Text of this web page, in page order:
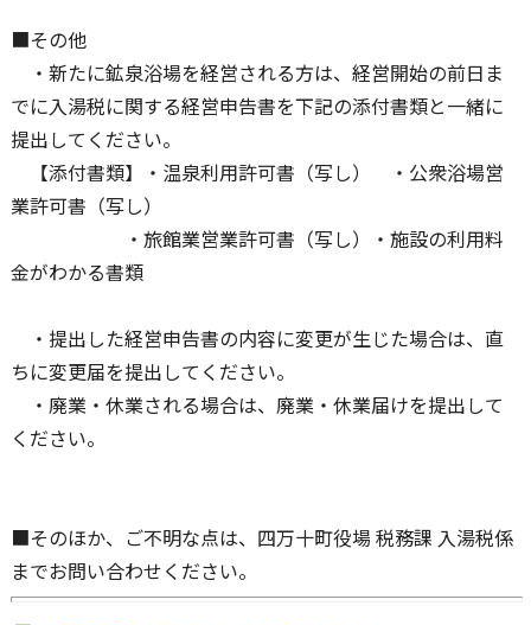
■その他
・新たに鉱泉浴場を経営される方は、経営開始の前日ま
でに入湯税に関する経営申告書を下記の添付書類と一緒に
提出してください。
【添付書類】・温泉利用許可書（写し） ・公衆浴場営
業許可書（写し）
・旅館業営業許可書（写し）・施設の利用料
金がわかる書類
・提出した経営申告書の内容に変更が生じた場合は、直
ちに変更届を提出してください。
・廃業・休業される場合は、廃業・休業届けを提出して
ください。
■そのほか、ご不明な点は、四万十町役場 税務課 入湯税係
までお問い合わせください。